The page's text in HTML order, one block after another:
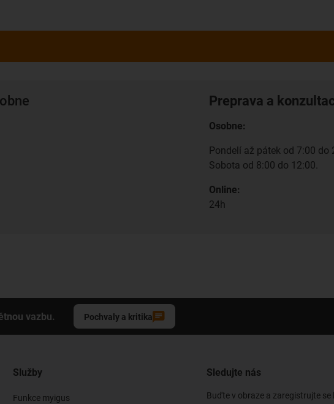
Preprava a
Osobne:
Pondelí až pátek od 7:00 do
Sobota od 8:00 do 12:00.
Online:
24h
vazbu. Pochvaly a kritika
Služby
Funkce myigus
Sledujte nás
Buďte v obraze a zaregistrujte se